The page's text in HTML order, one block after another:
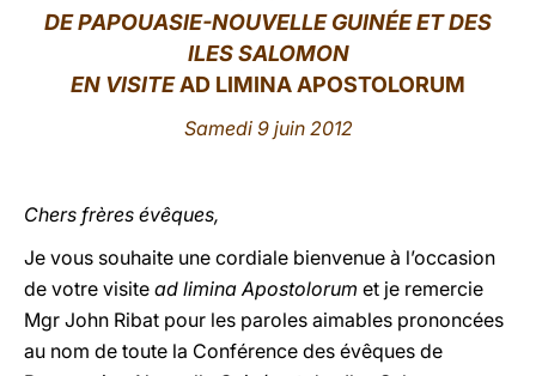
DE PAPOUASIE-NOUVELLE GUINÉE ET DES
ILES SALOMON
EN VISITEAD LIMINA APOSTOLORUM
Samedi 9 juin 2012
Chers frères évêques,
Je vous souhaite une cordiale bienvenue à l’occasion
de votre visite ad limina Apostolorum et je remercie
Mgr John Ribat pour les paroles aimables prononcées
au nom de toute la Conférence des évêques de